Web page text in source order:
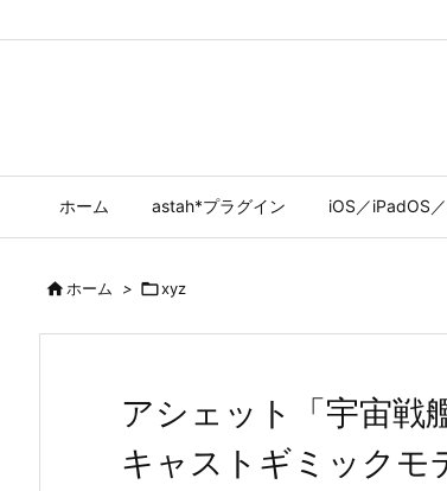
ホーム astah*プラグイン iOS／iPadOS
ホーム > xyz
アシェット「宇宙戦
キャストギミックモ